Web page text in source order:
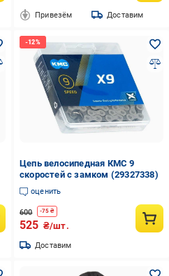
Привезём Доставим
Цепь велосипедная КМС 9
скоростей с замком (29327338)
оценить
600 -75 ₴
525 ₴/шт.
Доставим